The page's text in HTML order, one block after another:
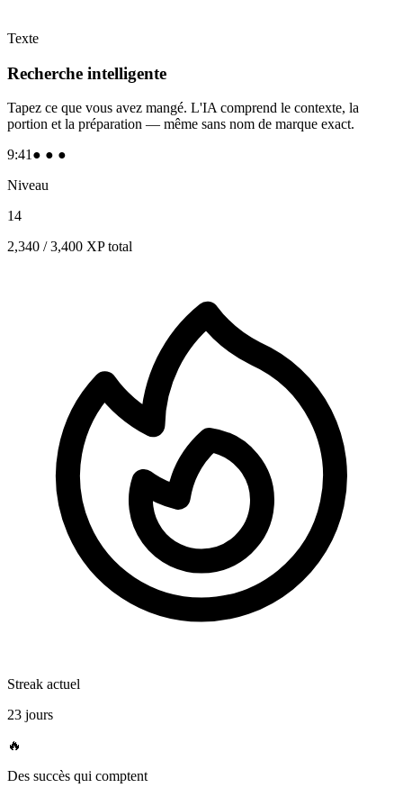
Texte
Recherche intelligente
Tapez ce que vous avez mangé. L'IA comprend le contexte, la
portion et la préparation — même sans nom de marque exact.
9:41● ● ●
Niveau
14
2,340 / 3,400 XP total
Streak actuel
23 jours
🔥
Des succès qui comptent